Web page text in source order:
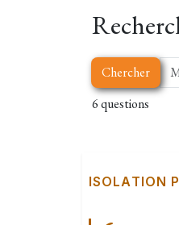
Chercher
6 questions
ISOLATION